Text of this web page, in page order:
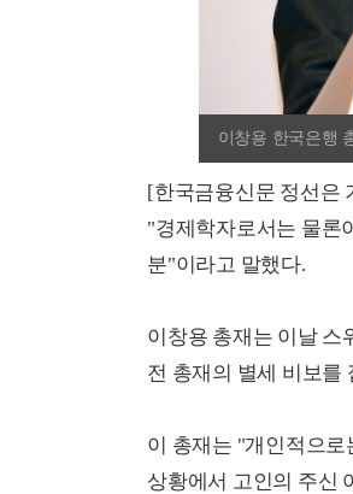
이창용 한국은행
[한국금융신문 정선은
"경제학자로서는 물론
분"이라고 말했다.
이창용 총재는 이날 스
전 총재의 별세 비보를
이 총재는 "개인적으
상황에서 고인의 주신